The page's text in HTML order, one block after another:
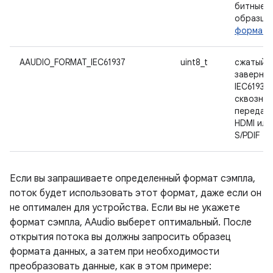
битные
образцы,
формат
AAUDIO_FORMAT_IEC61937 uint8_t
сжатый
IEC61937
сквозной
HDMI или
S/PDIF
Если вы запрашиваете определенный формат сэмпла,
поток будет использовать этот формат, даже если он
не оптимален для устройства. Если вы не укажете
формат сэмпла, AAudio выберет оптимальный. После
открытия потока вы должны запросить образец
формата данных, а затем при необходимости
преобразовать данные, как в этом примере: